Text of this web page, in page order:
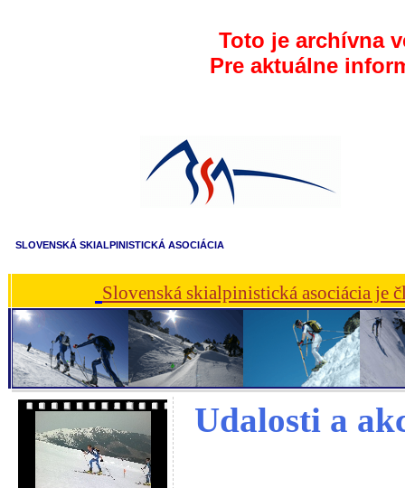
Toto je archívna
Pre aktuálne
SLOVENSKÁ SKIALPINISTICKÁ ASOCIÁCIA
Slovenská skialpinistická asociácia je
Udalosti a